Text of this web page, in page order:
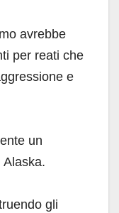
avrebbe
per reati che
e
un
Alaska.
gli